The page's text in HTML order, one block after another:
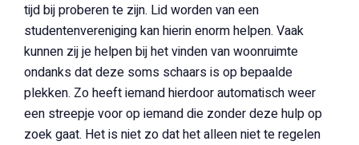
tijd bij proberen te zijn. Lid worden van een
studentenvereniging kan hierin enorm helpen. Vaak
kunnen zij je helpen bij het vinden van woonruimte
ondanks dat deze soms schaars is op bepaalde
plekken. Zo heeft iemand hierdoor automatisch weer
een streepje voor op iemand die zonder deze hulp op
zoek gaat. Het is niet zo dat het alleen niet te regelen